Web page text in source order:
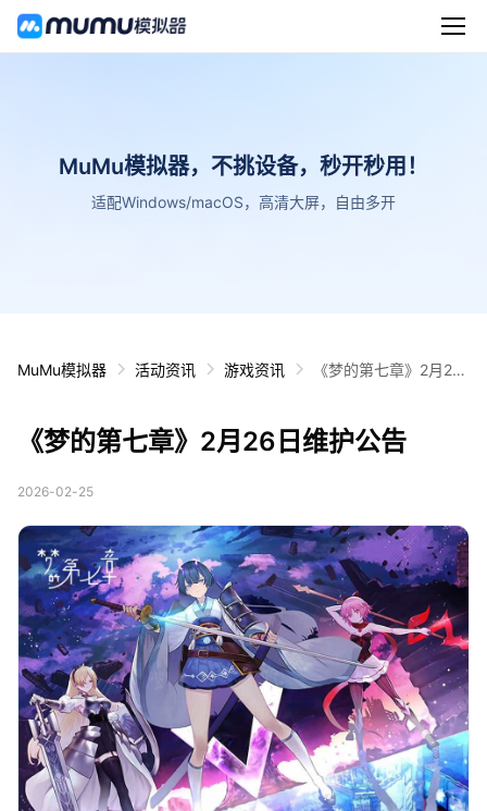
MuMu模拟器，不挑设备，秒开秒用！
适配Windows/macOS，高清大屏，自由多开
MuMu模拟器 活动资讯 游戏资讯
《梦的第七章》2月26
《梦的第七章》2月26日维护公告
2026-02-25